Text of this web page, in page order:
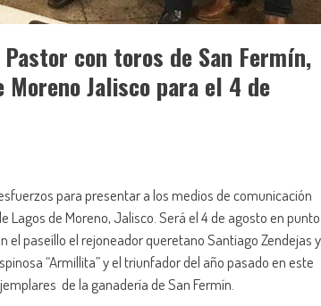
con toros de San Fermín,
Jalisco para el 4 de
para presentar a los medios de comunicación
Lagos de Moreno, Jalisco. Será el 4 de agosto en punto
el paseíllo el rejoneador queretano Santiago Zendejas y
“Armillita” y el triunfador del año pasado en este
de la ganadería de San Fermín.